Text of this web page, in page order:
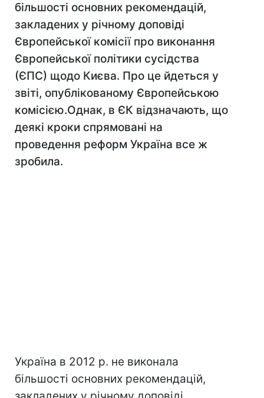
більшості основних рекомендацій,
закладених у річному доповіді
Європейської комісії про виконання
Європейської політики сусідства
(ЄПС) щодо Києва. Про це йдеться у
звіті, опублікованому Європейською
комісією.Однак, в ЄК відзначають, що
деякі кроки спрямовані на
проведення реформ Україна все ж
зробила.
Україна в 2012 р. не виконала
більшості основних рекомендацій,